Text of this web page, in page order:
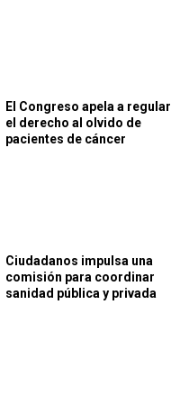
El Congreso apela a regular
el derecho al olvido de
pacientes de cáncer
Ciudadanos impulsa una
comisión para coordinar
sanidad pública y privada